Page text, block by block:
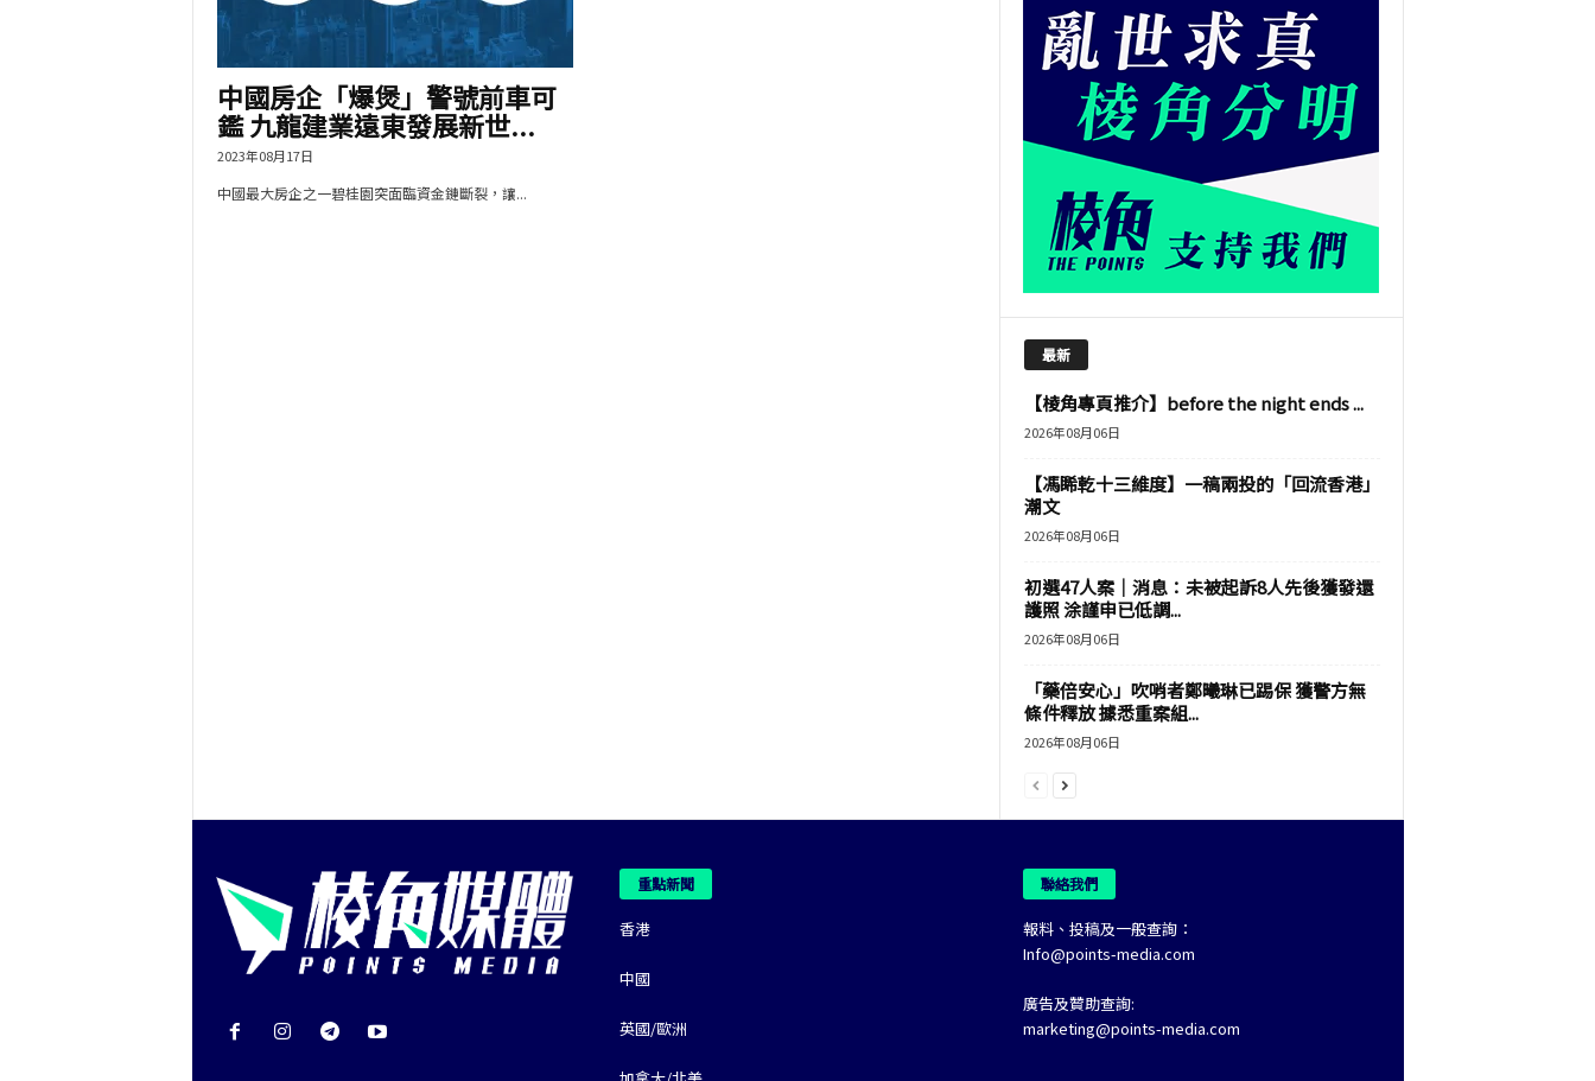
中國房企「爆煲」警號前車可
鑑 九龍建業遠東發展新世...
2023年08月17日
中國最大房企之一碧桂園突面臨資金鏈斷裂，讓...
最新
【棱角專頁推介】before the night ends ...
2026年08月06日
【馮睎乾十三維度】一稿兩投的「回流香港」
潮文
2026年08月06日
初選47人案｜消息：未被起訴8人先後獲發還
護照 涂謹申已低調...
2026年08月06日
「藥倍安心」吹哨者鄭曦琳已踢保 獲警方無
條件釋放 據悉重案組...
2026年08月06日
重點新聞
香港
中國
英國/歐洲
聯絡我們
報料、投稿及一般查詢：
Info@points-media.com
廣告及贊助查詢:
marketing@points-media.com